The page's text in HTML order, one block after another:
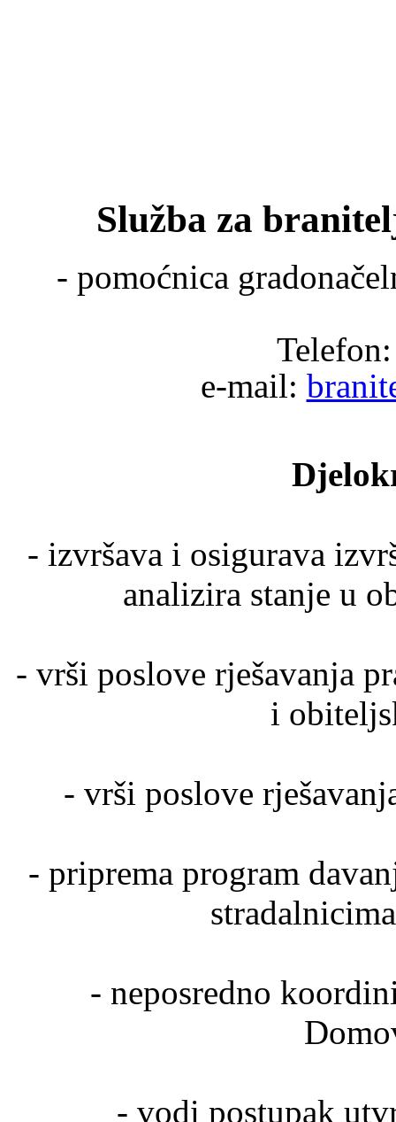
Služba za
- pomoćnica
e-mail:
- izvršava i osigurava
analizira stanje u
- vrši poslove rješavanja
i
- vrši poslove
- priprema program
- neposredno
- vodi postupak